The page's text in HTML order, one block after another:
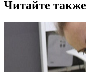
Читайте также